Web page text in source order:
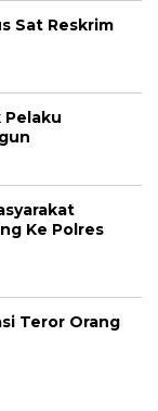
Sat Reskrim
Pelaku
Ke Polres
Teror Orang